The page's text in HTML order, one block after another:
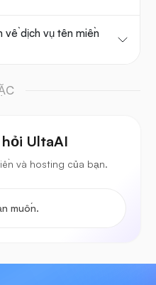
về dịch vụ tên miền
hỏi UltaAI
và hosting của bạn.